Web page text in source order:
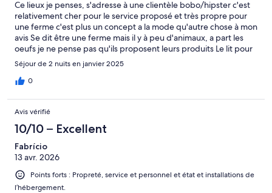
Ce lieux je penses, s'adresse à une clientèle bobo/hipster c'est
relativement cher pour le service proposé et très propre pour
une ferme c'est plus un concept a la mode qu'autre chose à mon
avis Se dit être une ferme mais il y à peu d'animaux, a part les
oeufs je ne pense pas qu'ils proposent leurs produits Le lit pour
deux doit faire 100cm de large difficile quand mon bouge la
nuit. Pas de commodités dans la chambre donc impossible de se
prendre un petit café ou un thé dans la chambre. Le petit
coupelle avec 1/4 d'oeuf Une autre avec trois bouts de harengs
une autre avec de la sardine ... Le tout très bien présenté mais
soit ils veulent qu'on ne se servent pas de trop où bien ils se
donnent un air de service gastronomique. Le repas du soir était
vraiment très bon mais très cher 2 bières un plat d'agneau un de
saumon et deux carrot cake =150€ C'était sympa mais je ne le
recommanderais pas Le personnel était très sympa mais a ce
prix c'est un minimum.
Séjour de 2 nuits en janvier 2025
0
Avis vérifié
10/10 – Excellent
Fabrício
13 avr. 2026
Points forts : Propreté, service et personnel et état et installations de
l’hébergement.